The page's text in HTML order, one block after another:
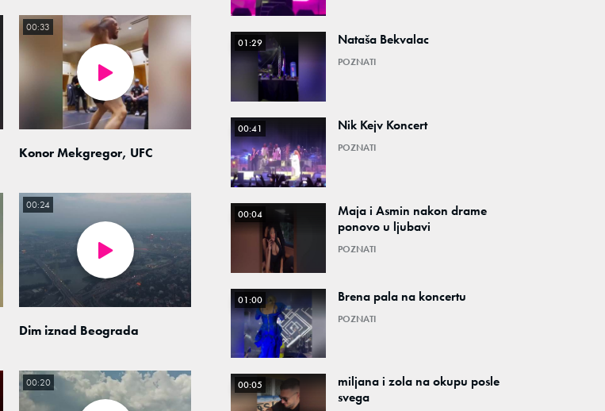
Konor Mekgregor, UFC
00:33
Dim iznad Beograda
00:24
00:20
01:29 Nataša Bekvalac
POZNATI
00:41 Nik Kejv Koncert
POZNATI
00:04
Maja i Asmin nakon drame
ponovo u ljubavi
POZNATI
01:00 Brena pala na koncertu
POZNATI
00:05
miljana i zola na okupu posle
svega